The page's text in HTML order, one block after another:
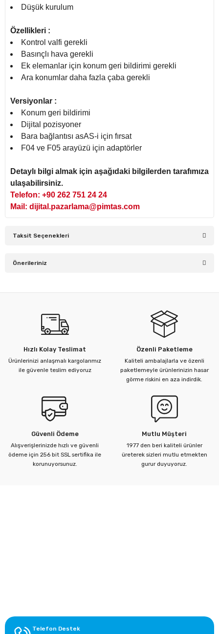
Düşük kurulum
Özellikleri :
Kontrol valfi gerekli
Basınçlı hava gerekli
Ek elemanlar için konum geri bildirimi gerekli
Ara konumlar daha fazla çaba gerekli
Versiyonlar :
Konum geri bildirimi
Dijital pozisyoner
Bara bağlantısı asAS-i için fırsat
F04 ve F05 arayüzü için adaptörler
Detaylı bilgi almak için aşağıdaki bilgilerden tarafımıza
ulaşabilirsiniz.
Telefon: +90 262 751 24 24
Mail: dijital.pazarlama@pimtas.com
Taksit Seçenekleri
Önerileriniz
Görüş ve önerileriniz için teşekkür ederiz.
Ürün açıklamasında eksik bilgiler bulunuyor.
Ürün bilgilerinde hatalar bulunuyor.
Ürün fiyatı diğer sitelerden daha pahalı.
Bu ürüne benzer farklı alternatifler olmalı.
Hızlı Kolay Teslimat
Ürünlerinizi anlaşmalı kargolarımız
ile güvenle teslim ediyoruz
Özenli Paketleme
Kaliteli ambalajlarla ve özenli
paketlemeyle ürünlerinizin hasar
görme riskini en aza indirdik.
Güvenli Ödeme
Alışverişlerinizde hızlı ve güvenli
ödeme için 256 bit SSL sertifika ile
korunuyorsunuz.
Mutlu Müşteri
1977 den beri kaliteli ürünler
üreterek sizleri mutlu etmekten
gurur duyuyoruz.
Telefon Destek